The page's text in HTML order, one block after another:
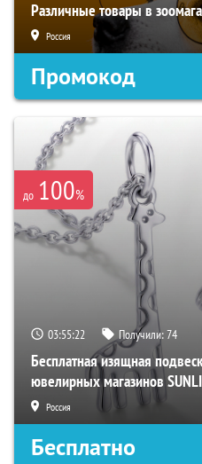
Различные товары в
Россия
Промокод
до 100%
03:55:21 Получили:74
Бесплатная изящная
ювелирных магазинов
Россия
Бесплатно